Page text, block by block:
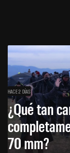
HACE 2 DÍAS
¿Qué tan
70 mm?